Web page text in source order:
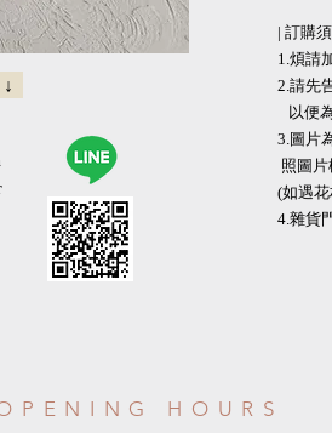
| 訂購
1.煩請
2.請先
以便
3.圖片
照圖片
(如遇
​​4.雜貨
HOURS